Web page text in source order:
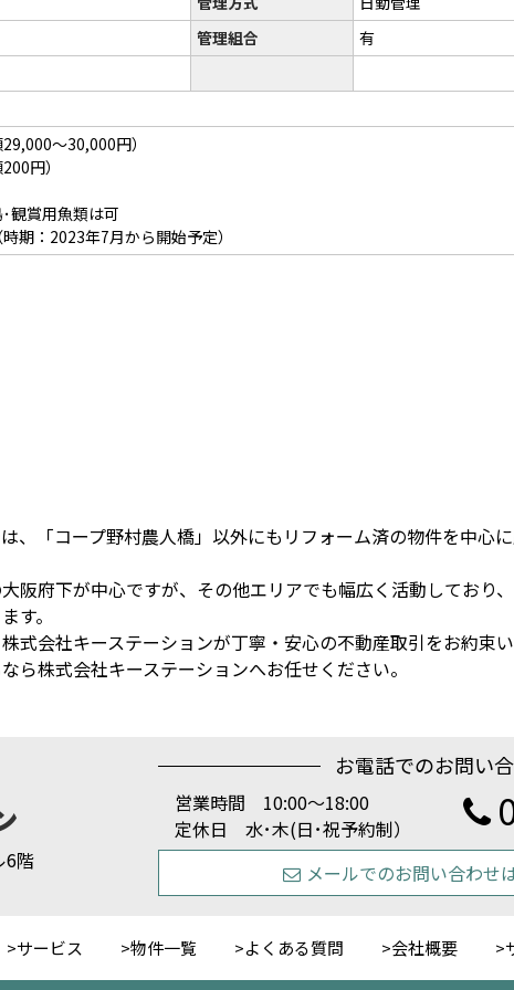
管理組合
有
～30,000円）
円）
観賞用魚類は可
期：2023年7月から開始予定）
、「コープ野村農人橋」以外にもリフォーム済の物件を中心
阪府下が中心ですが、その他エリアでも幅広く活動しており
す。
式会社キーステーションが丁寧・安心の不動産取引をお約束い
ら株式会社キーステーションへお任せください。
6階
お電話でのお問い
営業時間 10:00～18:00
定休日 水･木(日･祝予約制）
メールでのお問い合わせ
サービス 物件一覧 よくある質問 会社概要